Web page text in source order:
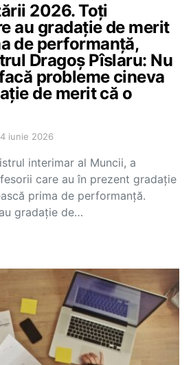
2026. Toți
au gradație de merit
de performanță,
Dragoș Pîslaru: Nu
probleme cineva
de merit că o
4 iunie 2026
interimar al Muncii, a
care au în prezent gradație
prima de performanță.
gradație de…